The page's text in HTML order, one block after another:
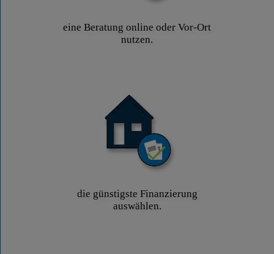
eine Beratung online oder Vor-Ort
nutzen.
die günstigste Finanzierung
auswählen.